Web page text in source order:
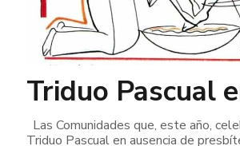
Triduo Pascual
Las Comunidades que, este año,
Triduo Pascual en ausencia de